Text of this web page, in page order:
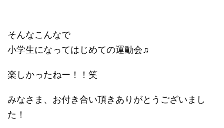
そんなこんなで
小学生になってはじめての運動会♫
楽しかったねー！！笑
みなさま、お付き合い頂きありがとうございまし
た！